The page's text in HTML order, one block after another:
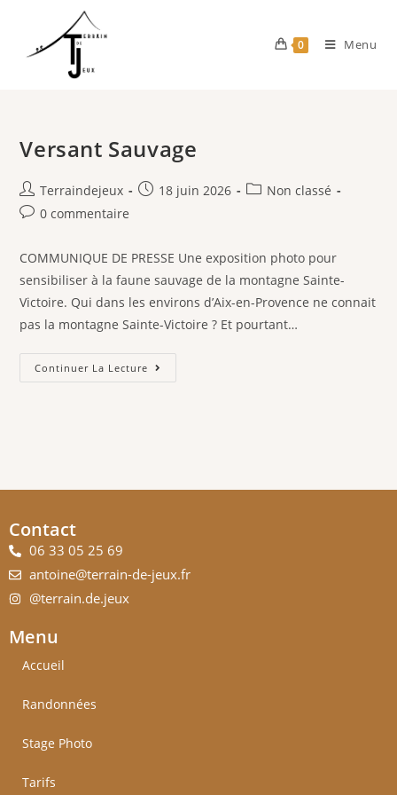
0 Menu
Versant Sauvage
Terraindejeux 18 juin 2026
Non classé
0 commentaire
COMMUNIQUE DE PRESSE Une exposition photo pour
sensibiliser à la faune sauvage de la montagne Sainte-
Victoire. Qui dans les environs d’Aix-en-Provence ne connait
pas la montagne Sainte-Victoire ? Et pourtant…
Continuer La Lecture
Contact
06 33 05 25 69
antoine@terrain-de-jeux.fr
@terrain.de.jeux
Menu
Accueil
Randonnées
Stage Photo
Tarifs